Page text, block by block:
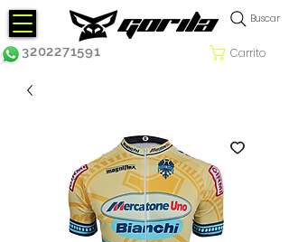
Carrito
3202271591
Buscar